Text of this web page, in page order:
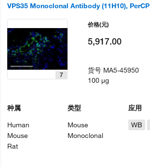
VPS35 Monoclonal Antibody (11H10), PerCP
7
种属
Human
Mouse
Rat
类型
Mouse
Monoclonal
应用
WB
价格(元)
5,917.00
货号 MA5-45950
100 µg